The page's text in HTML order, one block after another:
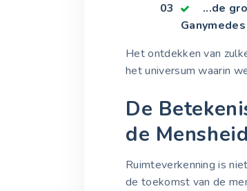
...de
Het ontdekken van
het universum waarin
De
de Mensheid
Ruimteverkenning is
de toekomst van de